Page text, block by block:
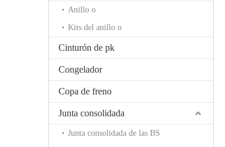
Anillo o
Kits del anillo o
Cinturón de pk
Congelador
Copa de freno
Junta consolidada
Junta consolidada de las BS